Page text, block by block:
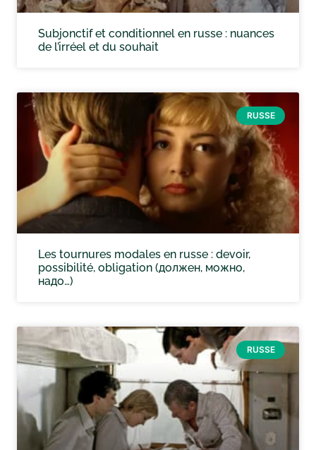
Subjonctif et conditionnel en russe : nuances
de l’irréel et du souhait
RUSSE
Les tournures modales en russe : devoir,
possibilité, obligation (должен, можно,
надо…)
RUSSE